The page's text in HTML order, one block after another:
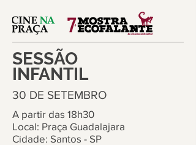
SESSÃO
INFANTIL
30 DE SETEMBRO
A partir das 18h30
Local: Praça Guadalajara
Cidade: Santos - SP